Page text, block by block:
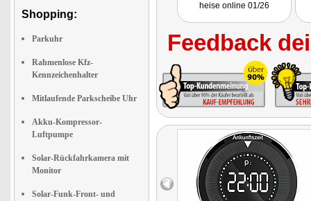
Shopping:
Parkuhr
Rahmenlose Kfz-
Kennzeichenhalter
Mitlaufende Parkscheibe Uhr
Akku-Kompressor-
Luftpumpe
Solar-Rückfahrkamera mit
Monitor
Solar-Funk-Front- und
heise online 01/26
Feedback